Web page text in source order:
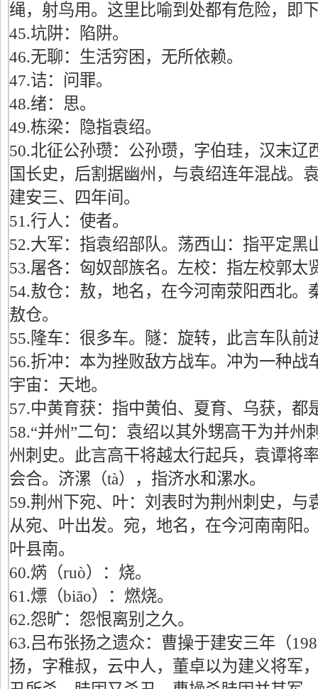
绳，射鸟用。这里比喻到处都有危险，即
45.坑阱：陷阱。
46.无聊：生活穷困，无所依赖。
47.诘：问罪。
48.绪：思。
49.栋梁：隐指袁绍。
50.北征公孙瓒：公孙瓒，字伯珪，汉末辽
国长史，后割据幽州，与袁绍连年混战。
建安三、四年间。
51.行人：使者。
52.大军：指袁绍部队。荡西山：指平定黑
53.屠各：匈奴部族名。左校：指左校郭太
54.敖仓：敖，地名，在今河南荥阳西北。
敖仓。
55.隆车：很多车。隧：旋转，此言车队前
56.折冲：本为挫败敌方战车。冲为一种战
宇宙：天地。
57.中黄育获：指中黄伯、夏育、乌获，都
58.“并州”二句：袁绍以其外甥高干为并州
州刺史。此言高干将越太行起兵，袁谭将
会合。济漯（tà），指济水和漯水。
59.荆州下宛、叶：刘表时为荆州刺史，与
从宛、叶出发。宛，地名，在今河南南阳
叶县南。
60.焫（ruò）：烧。
61.熛（biāo）：燃烧。
62.怨旷：怨恨离别之久。
63.吕布张扬之遗众：曹操于建安三年（
扬，字稚叔，云中人，董卓以为建义将军